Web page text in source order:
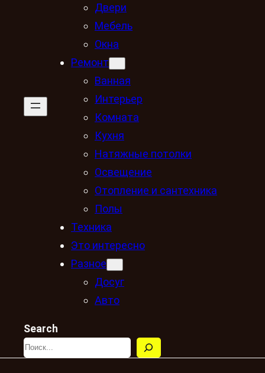
Двери
Мебель
Окна
Ремонт
Ванная
Интерьер
Комната
Кухня
Натяжные потолки
Освещение
Отопление и сантехника
Полы
Техника
Это интересно
Разное
Досуг
Авто
Search